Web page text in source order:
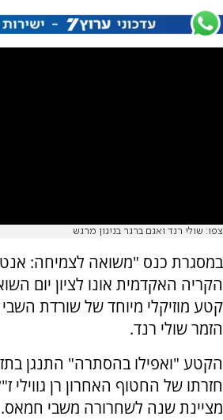
צפו: שולי רנד ואגם ברגר בניגון מרגש
במסגרת כנס "משואה לצמיחה:
הקריה האקדמית אונו לציון יום
קטע מוזיקלי מיוחד של שורדת
הזמר שולי רנד.
הקטע "ואפילו בהסתרה" התנגן
חזרתו של החטוף האחרון רן גווילי
מציינת שנה לשחרורה משבי חמאס.